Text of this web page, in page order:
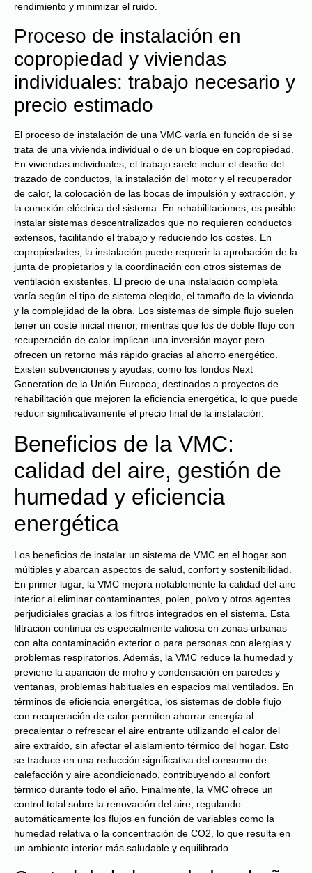
rendimiento y minimizar el ruido.
Proceso de instalación en
copropiedad y viviendas
individuales: trabajo necesario y
precio estimado
El proceso de instalación de una VMC varía en función de si se
trata de una vivienda individual o de un bloque en copropiedad.
En viviendas individuales, el trabajo suele incluir el diseño del
trazado de conductos, la instalación del motor y el recuperador
de calor, la colocación de las bocas de impulsión y extracción, y
la conexión eléctrica del sistema. En rehabilitaciones, es posible
instalar sistemas descentralizados que no requieren conductos
extensos, facilitando el trabajo y reduciendo los costes. En
copropiedades, la instalación puede requerir la aprobación de la
junta de propietarios y la coordinación con otros sistemas de
ventilación existentes. El precio de una instalación completa
varía según el tipo de sistema elegido, el tamaño de la vivienda
y la complejidad de la obra. Los sistemas de simple flujo suelen
tener un coste inicial menor, mientras que los de doble flujo con
recuperación de calor implican una inversión mayor pero
ofrecen un retorno más rápido gracias al ahorro energético.
Existen subvenciones y ayudas, como los fondos Next
Generation de la Unión Europea, destinados a proyectos de
rehabilitación que mejoren la eficiencia energética, lo que puede
reducir significativamente el precio final de la instalación.
Beneficios de la VMC:
calidad del aire, gestión de
humedad y eficiencia
energética
Los beneficios de instalar un sistema de VMC en el hogar son
múltiples y abarcan aspectos de salud, confort y sostenibilidad.
En primer lugar, la VMC mejora notablemente la calidad del aire
interior al eliminar contaminantes, polen, polvo y otros agentes
perjudiciales gracias a los filtros integrados en el sistema. Esta
filtración continua es especialmente valiosa en zonas urbanas
con alta contaminación exterior o para personas con alergias y
problemas respiratorios. Además, la VMC reduce la humedad y
previene la aparición de moho y condensación en paredes y
ventanas, problemas habituales en espacios mal ventilados. En
términos de eficiencia energética, los sistemas de doble flujo
con recuperación de calor permiten ahorrar energía al
precalentar o refrescar el aire entrante utilizando el calor del
aire extraído, sin afectar el aislamiento térmico del hogar. Esto
se traduce en una reducción significativa del consumo de
calefacción y aire acondicionado, contribuyendo al confort
térmico durante todo el año. Finalmente, la VMC ofrece un
control total sobre la renovación del aire, regulando
automáticamente los flujos en función de variables como la
humedad relativa o la concentración de CO2, lo que resulta en
un ambiente interior más saludable y equilibrado.